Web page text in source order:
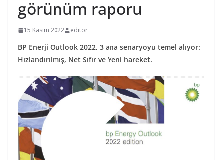
görünüm raporu
15 Kasım 2022 editör
BP Enerji Outlook 2022, 3 ana senaryoyu temel alıyor:
Hızlandırılmış, Net Sıfır ve Yeni hareket.